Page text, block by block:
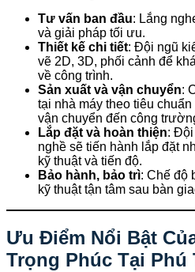
Tư vấn ban đầu: Lắng
và giải pháp tối ưu.
Thiết kế chi tiết: Đội ngũ
vẽ 2D, 3D, phối cảnh để
về công trình.
Sản xuất và vận chuyển:
tại nhà máy theo tiêu
vận chuyển đến công
Lắp đặt và hoàn thiện: Đội
nghề sẽ tiến hành lắp đặt
kỹ thuật và tiến độ.
Bảo hành, bảo trì: Chế độ
kỹ thuật tận tâm sau bàn
Ưu Điểm Nổi Bật
Trọng Phúc Tại Phú